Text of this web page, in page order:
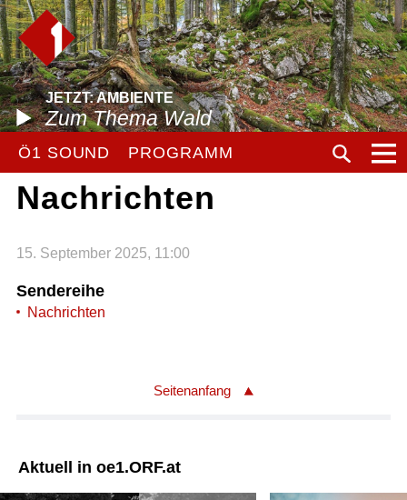
JETZT: AMBIENTE
Zum Thema Wald
Ö1 SOUND PROGRAMM
Nachrichten
15. September 2025, 11:00
Sendereihe
Nachrichten
Seitenanfang
Aktuell in oe1.ORF.at